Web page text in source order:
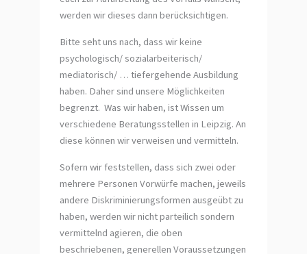
werden wir dieses dann berücksichtigen.
Bitte seht uns nach, dass wir keine
psychologisch/ sozialarbeiterisch/
mediatorisch/ … tiefergehende Ausbildung
haben. Daher sind unsere Möglichkeiten
begrenzt. Was wir haben, ist Wissen um
verschiedene Beratungsstellen in Leipzig. An
diese können wir verweisen und vermitteln.
Sofern wir feststellen, dass sich zwei oder
mehrere Personen Vorwürfe machen, jeweils
andere Diskriminierungsformen ausgeübt zu
haben, werden wir nicht parteilich sondern
vermittelnd agieren, die oben
beschriebenen, generellen Voraussetzungen